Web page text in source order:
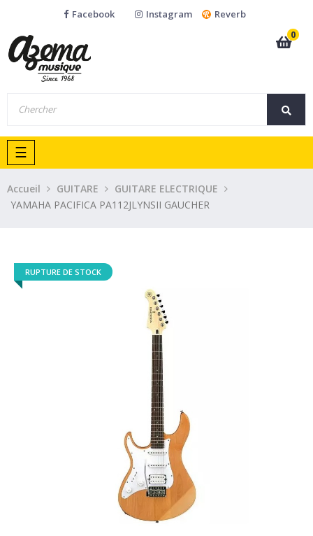
Facebook Instagram
Reverb
0
Basculer
la
navigation
☰
Accueil GUITARE
GUITARE ELECTRIQUE
YAMAHA PACIFICA PA112JLYNSII GAUCHER
RUPTURE DE STOCK